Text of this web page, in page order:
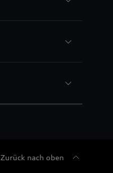
Zurück nach oben